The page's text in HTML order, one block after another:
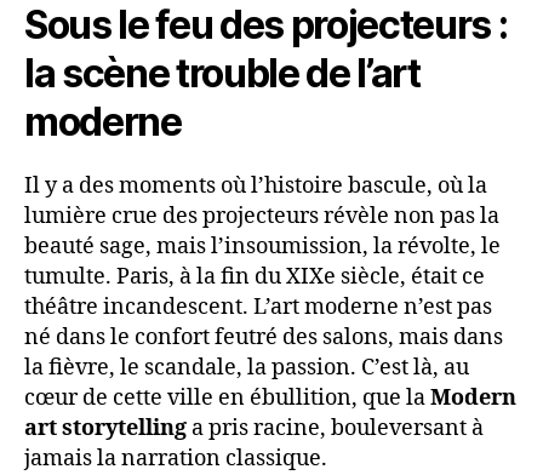
Sous le feu des projecteurs :
la scène trouble de l’art
moderne
Il y a des moments où l’histoire bascule, où la
lumière crue des projecteurs révèle non pas la
beauté sage, mais l’insoumission, la révolte, le
tumulte. Paris, à la fin du XIXe siècle, était ce
théâtre incandescent. L’art moderne n’est pas
né dans le confort feutré des salons, mais dans
la fièvre, le scandale, la passion. C’est là, au
cœur de cette ville en ébullition, que laModern
art storytelling a pris racine, bouleversant à
jamais la narration classique.